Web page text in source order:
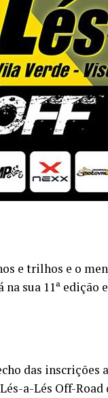
e trilhos e o
sua 11ª
das inscrições
a-Lés Off-